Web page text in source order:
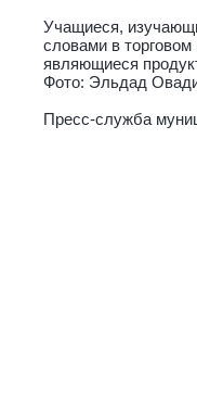
Учащиеся,
словами в
являющиеся
Фото: Эльдад
Пресс-служба